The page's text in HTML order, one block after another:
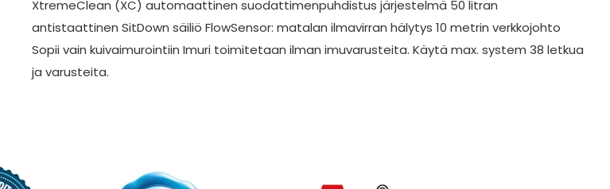
XtremeClean (XC) automaattinen suodattimenpuhdistus järjestelmä 50 litran
antistaattinen SitDown säiliö FlowSensor: matalan ilmavirran hälytys 10 metrin verkkojohto
Sopii vain kuivaimurointiin Imuri toimitetaan ilman imuvarusteita. Käytä max. system 38 letkua
ja varusteita.